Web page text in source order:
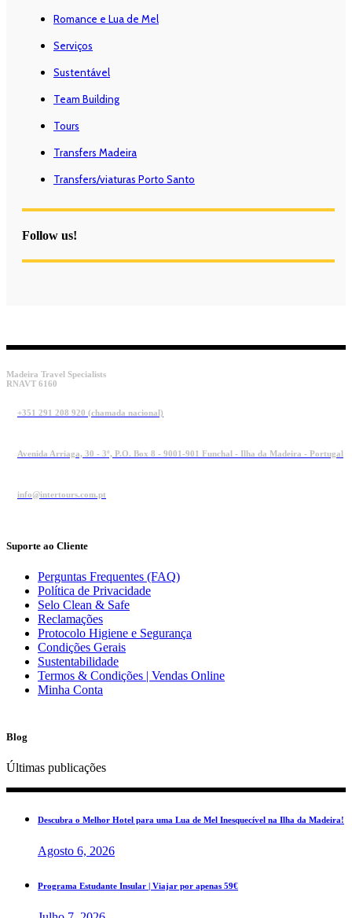
Romance e Lua de Mel
Serviços
Sustentável
Team Building
Tours
Transfers Madeira
Transfers/viaturas Porto Santo
Follow us!
Madeira Travel Specialists
RNAVT 6160
+351 291 208 920 (chamada nacional)
Avenida Arriaga, 30 - 3º, P.O. Box 8 - 9001-901 Funchal - Ilha da Madeira - Portugal
info@intertours.com.pt
Suporte ao Cliente
Perguntas Frequentes (FAQ)
Política de Privacidade
Selo Clean & Safe
Reclamações
Protocolo Higiene e Segurança
Condições Gerais
Sustentabilidade
Termos & Condições | Vendas Online
Minha Conta
Blog
Últimas publicações
Descubra o Melhor Hotel para uma Lua de Mel Inesquecível na Ilha da Madeira!
Agosto 6, 2026
Programa Estudante Insular | Viajar por apenas 59€